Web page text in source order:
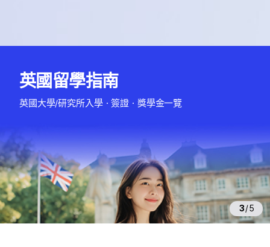
英國留學指南
英國大學/研究所入學・簽證・獎學金一覽
3/5